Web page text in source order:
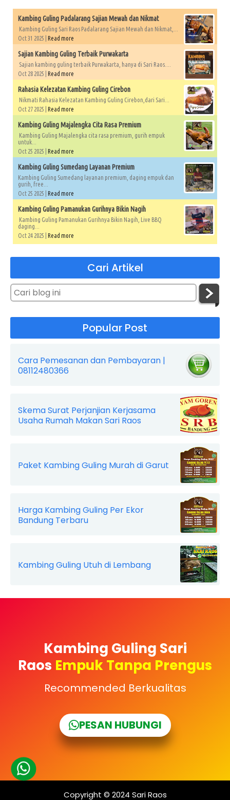
Kambing Guling Padalarang Sajian Mewah dan Nikmat
Kambing Guling Sari Raos Padalarang Sajian Mewah dan Nikmat,...
Oct 31 2025 | Read more
Sajian Kambing Guling Terbaik Purwakarta
Sajian kambing guling terbaik Purwakarta, hanya di Sari Raos....
Oct 28 2025 | Read more
Rahasia Kelezatan Kambing Guling Cirebon
Nikmati Rahasia Kelezatan Kambing Guling Cirebon,dari Sari...
Oct 27 2025 | Read more
Kambing Guling Majalengka Cita Rasa Premium
Kambing Guling Majalengka cita rasa premium, gurih empuk
untuk...
Oct 25 2025 | Read more
Kambing Guling Sumedang Layanan Premium
Kambing Guling Sumedang layanan premium, daging empuk dan
gurih, free...
Oct 25 2025 | Read more
Kambing Guling Pamanukan Gurihnya Bikin Nagih
Kambing Guling Pamanukan Gurihnya Bikin Nagih, Live BBQ
daging...
Oct 24 2025 | Read more
Cari Artikel
Popular Post
Cara Pemesanan dan Pembayaran |
08112480366
Skema Surat Perjanjian Kerjasama
Usaha Rumah Makan Sari Raos
Paket Kambing Guling Murah di Garut
Harga Kambing Guling Per Ekor
Bandung Terbaru
Kambing Guling Utuh di Lembang
Kambing Guling Sari
Raos Empuk Tanpa Prengus
Recommended Berkualitas
PESAN HUBUNGI
Copyright © 2024 Sari Raos